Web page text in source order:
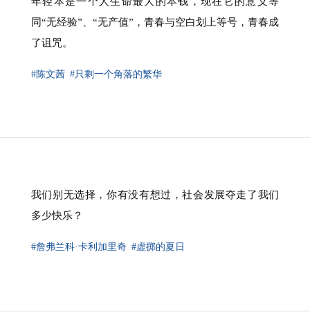
同“无经验”、“无产值”，青春与空白划上等号，青春成
了诅咒。
#陈文茜 #只剩一个角落的繁华
我们别无选择，你有没有想过，社会发展夺走了我们
多少快乐？
#詹弗兰科·卡利加里奇 #虚掷的夏日